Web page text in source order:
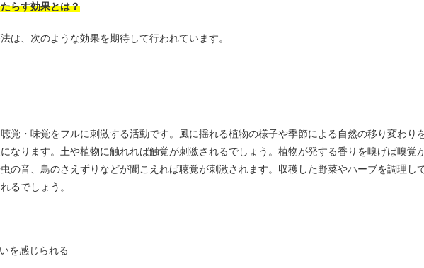
らす効果とは？
は、次のような効果を期待して行われています。
覚・味覚をフルに刺激する活動です。風に揺れる植物の様子や季節による自然の移り変わり
なります。土や植物に触れれば触覚が刺激されるでしょう。植物が発する香りを嗅げば嗅覚
の音、鳥のさえずりなどが聞こえれば聴覚が刺激されます。収穫した野菜やハーブを調理し
るでしょう。
を感じられる